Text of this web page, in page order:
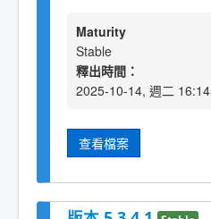
Maturity
Stable
釋出時間：
2025-10-14, 週二 16:14
查看檔案